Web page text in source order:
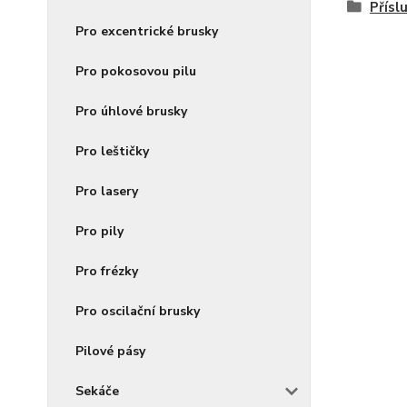
Pro excentrické brusky
Pro pokosovou pilu
Pro úhlové brusky
Pro leštičky
Pro lasery
Pro pily
Pro frézky
Pro oscilační brusky
Pilové pásy
Sekáče